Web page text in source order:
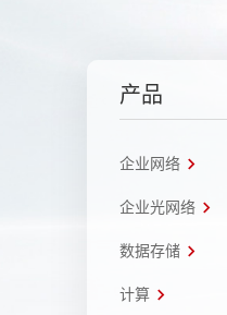
产品
企业网络
企业光网络
数据存储
计算